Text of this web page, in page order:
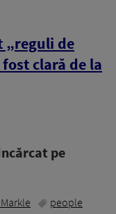
„reguli de
clară de la
pe
people